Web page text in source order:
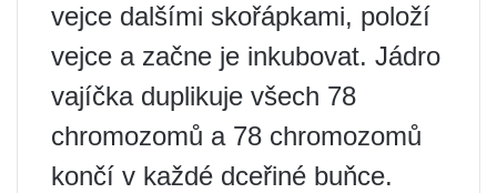
vejce dalšími skořápkami, položí
vejce a začne je inkubovat. Jádro
vajíčka duplikuje všech 78
chromozomů a 78 chromozomů
končí v každé dceřiné buňce.